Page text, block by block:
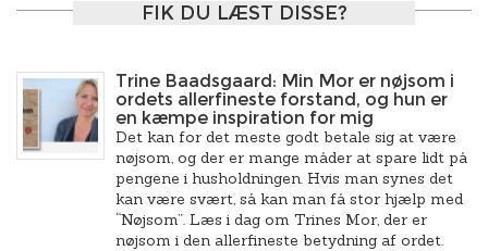
FIK DU LÆST DISSE?
Trine Baadsgaard: Min Mor er nøjsom i
ordets allerfineste forstand, og hun er
en kæmpe inspiration for mig
Det kan for det meste godt betale sig at være
nøjsom, og der er mange måder at spare lidt på
pengene i husholdningen. Hvis man synes det
kan være svært, så kan man få stor hjælp med
“Nøjsom”. Læs i dag om Trines Mor, der er
nøjsom i den allerfineste betydning af ordet.